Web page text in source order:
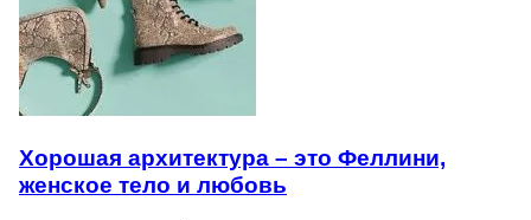
Хорошая архитектура – это Феллини,
женское тело и любовь